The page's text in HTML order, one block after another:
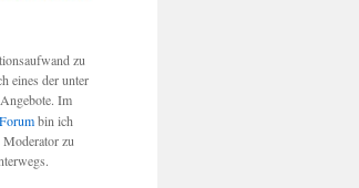
zu
eines der unter
Im
bin ich
Moderator zu